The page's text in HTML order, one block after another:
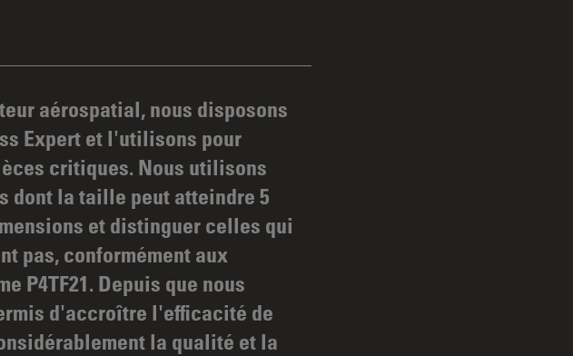
aérospatial, nous disposons
Expert et l'utilisons pour
critiques. Nous utilisons
dont la taille peut atteindre 5
et distinguer celles qui
pas, conformément aux
P4TF21. Depuis que nous
d'accroître l'efficacité de
la qualité et la